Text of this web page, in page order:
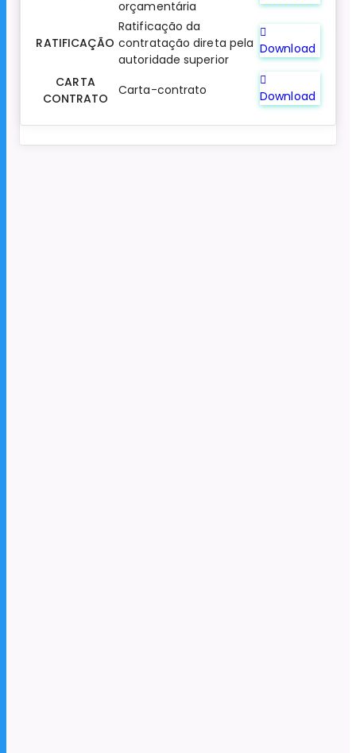
orçamentária
RATIFICAÇÃO
Ratificação da
contratação direta pela
autoridade superior
Download
CARTA
CONTRATO
Carta-contrato Download